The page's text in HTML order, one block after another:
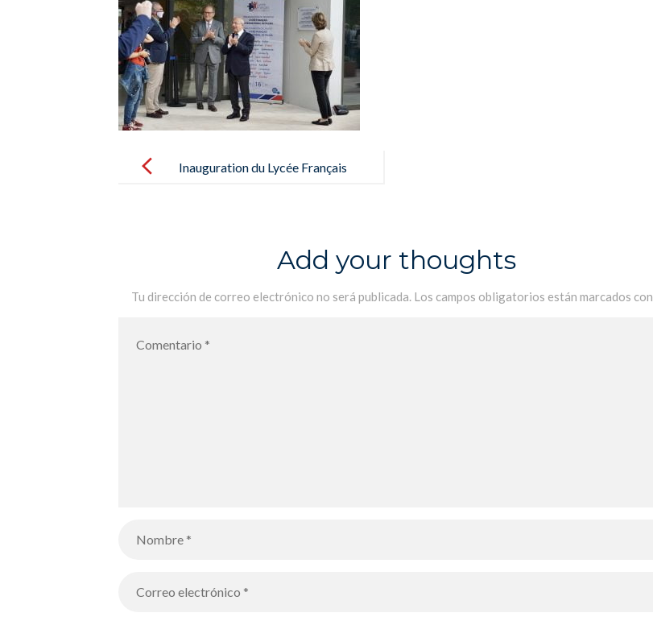
navigation
Inauguration du Lycée Français
Palma el sábado 16 de octubreAdd your thoughts
Tu dirección de correo electrónico no será publicada. Los campos obligatorios están marcados con